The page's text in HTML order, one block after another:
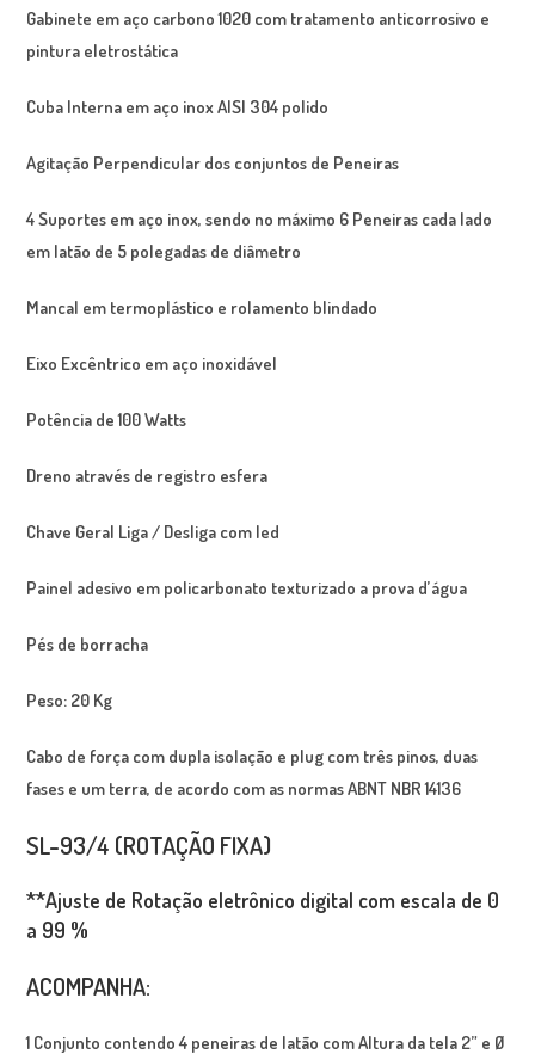
Gabinete em aço carbono 1020 com tratamento anticorrosivo e
pintura eletrostática
Cuba Interna em aço inox AISI 304 polido
Agitação Perpendicular dos conjuntos de Peneiras
4 Suportes em aço inox, sendo no máximo 6 Peneiras cada lado
em latão de 5 polegadas de diâmetro
Mancal em termoplástico e rolamento blindado
Eixo Excêntrico em aço inoxidável
Potência de 100 Watts
Dreno através de registro esfera
Chave Geral Liga / Desliga com led
Painel adesivo em policarbonato texturizado a prova d’água
Pés de borracha
Peso: 20 Kg
Cabo de força com dupla isolação e plug com três pinos, duas
fases e um terra, de acordo com as normas ABNT NBR 14136
SL-93/4 (ROTAÇÃO FIXA)
**Ajuste de Rotação eletrônico digital com escala de 0
a 99 %
ACOMPANHA:
1 Conjunto contendo 4 peneiras de latão com Altura da tela 2” e Ø